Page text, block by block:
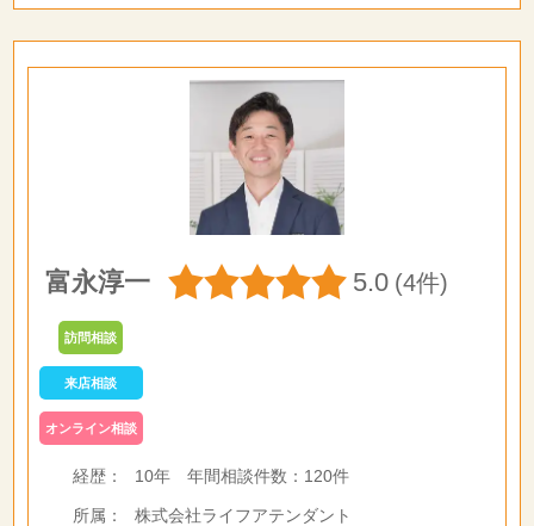
富永淳一 5.0 (4件)
訪問相談
来店相談
オンライン相談
経歴： 10年年間相談件数： 120件
所属： 株式会社ライフアテンダント